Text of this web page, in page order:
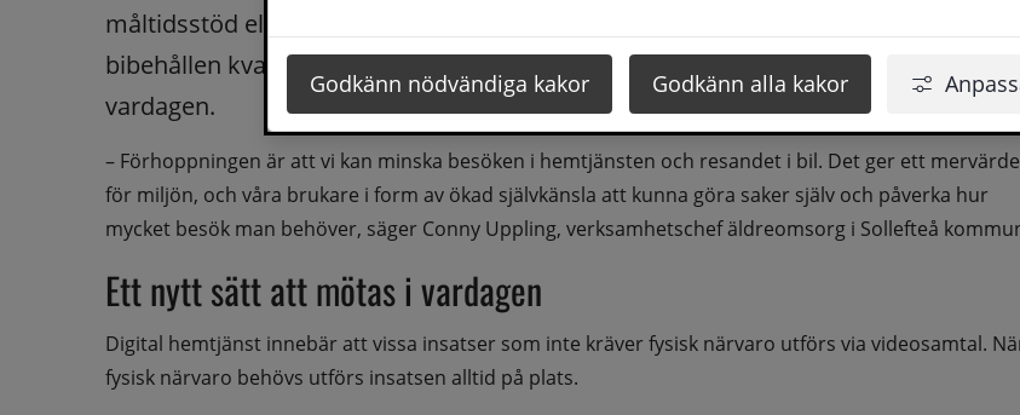
Godkänn nödvändiga kakor Godkänn alla kakor
måltidsstöd eller sociala insatser genomföras digitalt i stället för fysiskt med
bibehållen kvalitet och ökad möjlighet till kontinuitet och självständighet i
vardagen.
– Förhoppningen är att vi kan minska besöken i hemtjänsten och resandet i bil. Det ger ett mervärde
för miljön, och våra brukare i form av ökad självkänsla att kunna göra saker själv och påverka hur
mycket besök man behöver, säger Conny Uppling, verksamhetschef äldreomsorg i Sollefteå
Ett nytt sätt att mötas i vardagen
Digital hemtjänst innebär att vissa insatser som inte kräver fysisk närvaro utförs via videosamtal.
fysisk närvaro behövs utförs insatsen alltid på plats.